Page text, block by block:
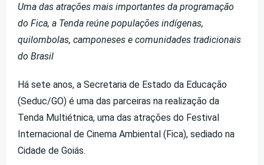
Uma das atrações mais importantes da programação
do Fica, a Tenda reúne populações indígenas,
quilombolas, camponeses e comunidades tradicionais
do Brasil
Há sete anos, a Secretaria de Estado da Educação
(Seduc/GO) é uma das parceiras na realização da
Tenda Multiétnica, uma das atrações do Festival
Internacional de Cinema Ambiental (Fica), sediado na
Cidade de Goiás.